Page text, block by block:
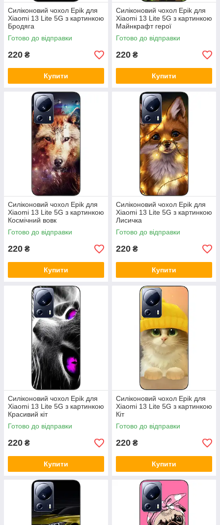
Силіконовий чохол Epik для
Xiaomi 13 Lite 5G з картинкою
Бродяга
Готово до відправки
220 ₴
Купити
Силіконовий чохол Epik для
Xiaomi 13 Lite 5G з картинкою
Майнкрафт герої
Готово до відправки
220 ₴
Купити
Силіконовий чохол Epik для
Xiaomi 13 Lite 5G з картинкою
Космічний вовк
Готово до відправки
220 ₴
Купити
Силіконовий чохол Epik для
Xiaomi 13 Lite 5G з картинкою
Лисичка
Готово до відправки
220 ₴
Купити
Силіконовий чохол Epik для
Xiaomi 13 Lite 5G з картинкою
Красивий кіт
Готово до відправки
220 ₴
Купити
Силіконовий чохол Epik для
Xiaomi 13 Lite 5G з картинкою
Кіт
Готово до відправки
220 ₴
Купити